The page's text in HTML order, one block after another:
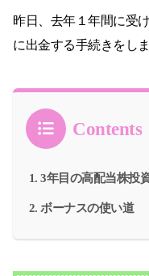
昨日、去年１年間に受
に出金する手続きをしま
Contents
3年目の高配当株投
ボーナスの使い道